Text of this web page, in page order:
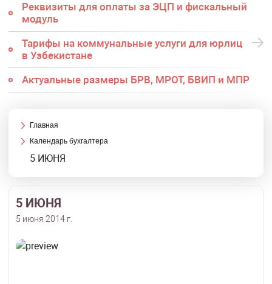
Реквизиты для оплаты за ЭЦП и фискальный
модуль
Тарифы на коммунальные услуги для юрлиц
в Узбекистане
Актуальные размеры БРВ, МРОТ, БВИП и МПР
Главная
Календарь бухгалтера
5 ИЮНЯ
5 ИЮНЯ
5 июня 2014 г.